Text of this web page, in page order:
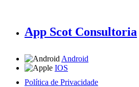
App Scot Consultoria
Android
IOS
Política de Privacidade